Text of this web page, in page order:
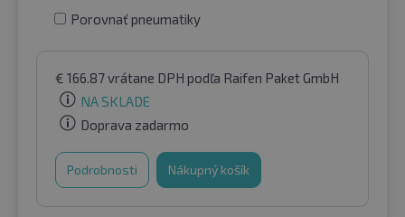
Porovnať pneumatiky
€ 166.87vrátane DPH podľa Raifen Paket GmbH
NA SKLADE
Doprava zadarmo
Podrobnosti Nákupný košík